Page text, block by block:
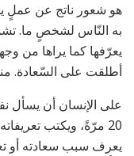
هو شعور ناتج عن عملٍ
به النّاس لشخصٍ ما.
يعرّفها كما يراها من
أطلقت على السّعادة.
20 مرّةً، ويكتب
يعرف سبب سعادته أو